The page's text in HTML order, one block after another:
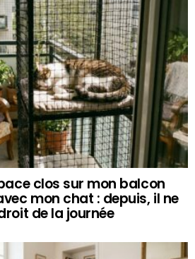
clos sur mon balcon
mon chat : depuis, il ne
de la journée